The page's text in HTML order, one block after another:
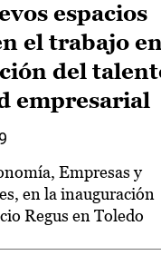
espacios
el trabajo
del
empresarial
Empresas y
en la inauguración
Regus en Toledo